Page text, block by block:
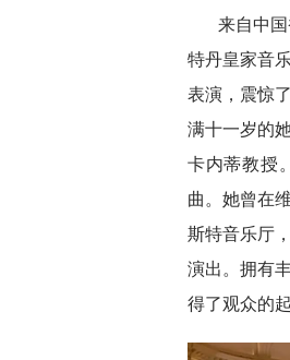
来自中
特丹皇家音
表演，震惊
满十一岁的
卡内蒂教授
曲。她曾在
斯特音乐厅
演出。拥有
得了观众的